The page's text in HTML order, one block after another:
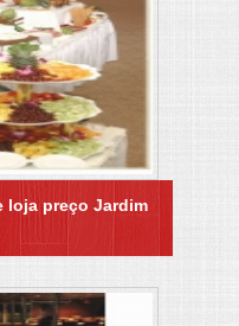
loja preço Jardim